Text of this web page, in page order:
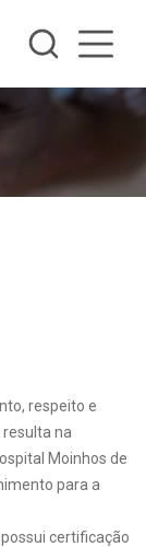
respeito e
na
Moinhos de
para a
certificação